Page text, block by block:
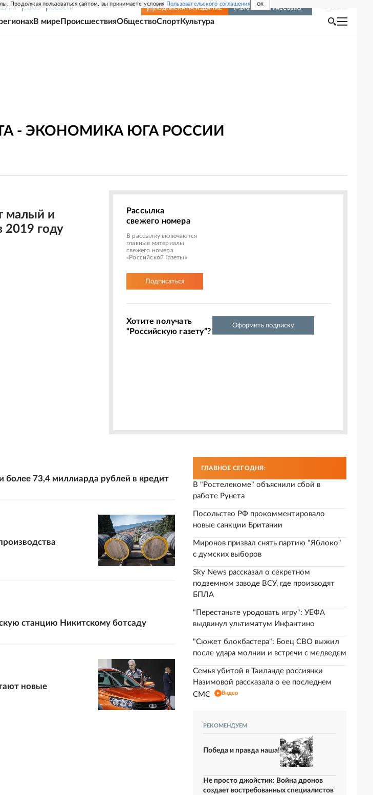
Продолжая пользоваться сайтом, вы принимаете условия Пользовательского соглашения OK
СОЮЗ НОВОСТИ ПОДПИСКА НА ИЗДАНИЕ ВКЛЮЧИТЬ РАССЫЛКУ
В мире ПроисшествияОбществоСпортКультура
- ЭКОНОМИКА ЮГА РОССИИ
малый и
2019 году
Рассылка
свежего номера
В рассылку включаются
главные материалы
свежего номера
«Российской Газеты»
Подписаться
Хотите получать
“Российскую газету”?
Оформить подписку
более 73,4 миллиарда рублей в кредит
станцию Никитскому ботсаду
новые
ГЛАВНОЕ СЕГОДНЯ:
В "Ростелекоме" объяснили сбой в
работе Рунета
Посольство РФ прокомментировало
новые санкции Британии
Миронов призвал снять партию "Яблоко"
с думских выборов
Sky News рассказал о секретном
подземном заводе ВСУ, где производят
БПЛА
"Перестаньте уродовать игру": УЕФА
выдвинул ультиматум Инфантино
"Сюжет блокбастера": Боец СВО выжил
после удара молнии и встречи с медведем
Семья убитой в Таиланде россиянки
Назимовой рассказала о ее последнем
СМС
Видео
РЕКОМЕНДУЕМ
Победа и правда наша!
Не просто джойстик: Война дронов
создает востребованных специалистов